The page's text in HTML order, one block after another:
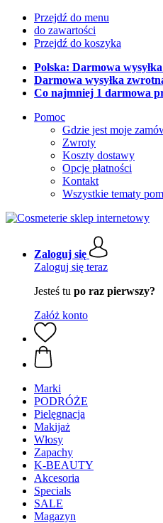
Przejdź do menu
do zawartości
Przejdź do koszyka
Polska: Darmowa
Darmowa wysyłka
Co najmniej 1 darmowa
Pomoc
Gdzie jest moje
Zwroty
Koszty dostawy
Opcje płatności
Kontakt
Wszystkie tematy
Zaloguj się
Zaloguj się teraz
Jesteś tu po raz pierwszy?
Załóż konto
Marki
PODRÓŻE
Pielęgnacja
Makijaż
Włosy
Zapachy
K-BEAUTY
Akcesoria
Specials
SALE
Magazyn